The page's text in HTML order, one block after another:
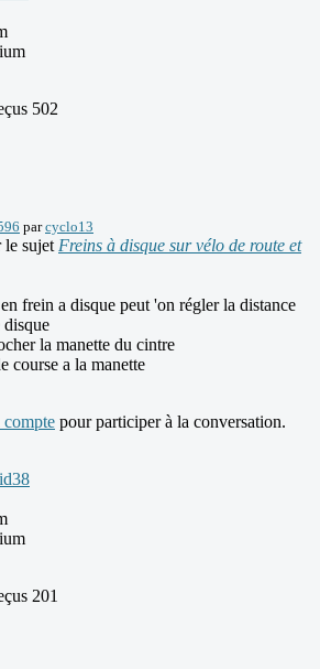
502
parcyclo13
le sujet Freins à disque sur vélo de route et
frein a disque peut 'on régler la distance
disque
la manette du cintre
course a la manette
compte pour participer à la conversation.
201